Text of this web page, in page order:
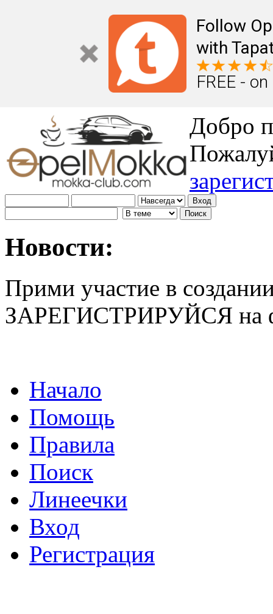
Follow
with
FREE -
Добро
Новости:
Прими участие в
ЗАРЕГИСТРИРУЙСЯ на
Начало
Помощь
Правила
Поиск
Линеечки
Вход
Регистрация